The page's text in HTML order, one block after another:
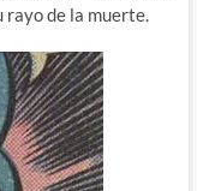
rayo de la muerte.